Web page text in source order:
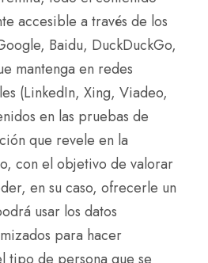
accesible a través de los
Baidu, DuckDuckGo,
mantenga en redes
(LinkedIn, Xing, Viadeo,
en las pruebas de
que revele en la
con el objetivo de valorar
en su caso, ofrecerle un
usar los datos
para hacer